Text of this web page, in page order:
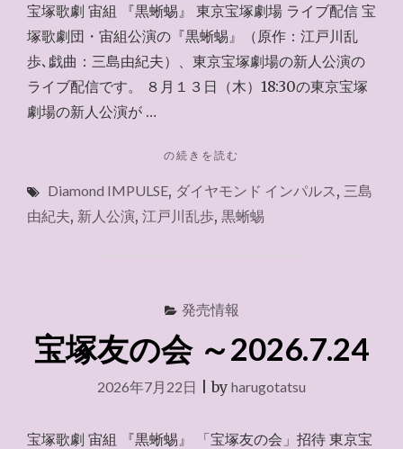
宝塚歌劇 宙組 『黒蜥蜴』 東京宝塚劇場 ライブ配信 宝
塚歌劇団・宙組公演の『黒蜥蜴』（原作：江戸川乱
歩､戯曲：三島由紀夫）、東京宝塚劇場の新人公演の
ライブ配信です。 ８月１３日（木）18:30の東京宝塚
劇場の新人公演が …
"ラ
ブ
配
新
公
演
2026.8.13"
の続きを読む
Diamond IMPULSE, ダイヤモンド インパルス , 三島
由紀夫, 新人公演, 江戸川乱歩, 黒蜥蜴
発売情報
宝塚友の会 ～2026.7.24
2026年7月22日 |by harugotatsu
宝塚歌劇 宙組 『黒蜥蜴』 「宝塚友の会」招待 東京宝